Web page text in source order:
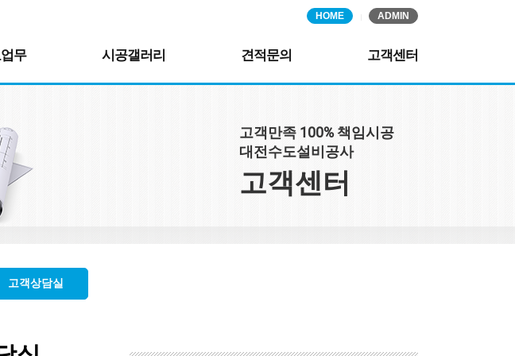
HOME ADMIN
무 시공갤러리 견적문의 고객센터
고객만족 100% 책임시공
대전수도설비공사
고객센터
고객상담실